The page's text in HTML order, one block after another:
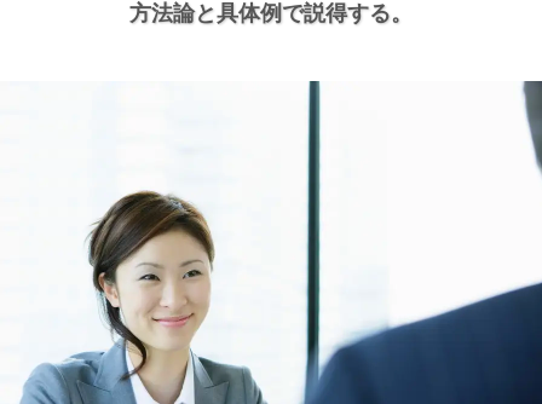
方法論と具体例で説得する。